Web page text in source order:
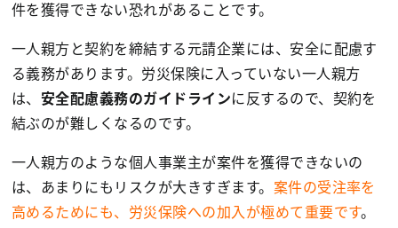
件を獲得できない恐れがあることです。
一人親方と契約を締結する元請企業には、安全に配慮す
る義務があります。労災保険に入っていない一人親方
は、 安全配慮義務のガイドラインに反するので、契約を
結ぶのが難しくなるのです。
一人親方のような個人事業主が案件を獲得できないの
は、あまりにもリスクが大きすぎます。 案件の受注率を
高めるためにも、労災保険への加入が極めて重要です。